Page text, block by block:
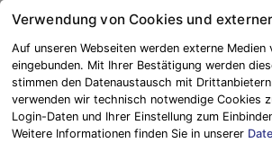
Springe
Inhalt
Blaulichtreport
Elbe-Elster
35 neue Feuerwehrleute
Verbandsgemeinde
Verwendung von Cookies und
Auf unseren Webseiten werden externe
eingebunden. Mit Ihrer Bestätigung werden
stimmen den Datenaustausch mit
verwenden wir technisch notwendige Cookies
Login-Daten und Ihrer Einstellung zum
Weitere Informationen finden Sie in unserer